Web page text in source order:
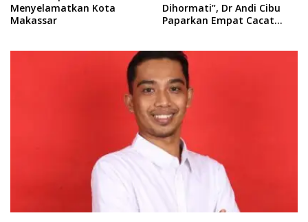
Menyelamatkan Kota
Makassar
Dihormati”, Dr Andi Cibu
Paparkan Empat Cacat